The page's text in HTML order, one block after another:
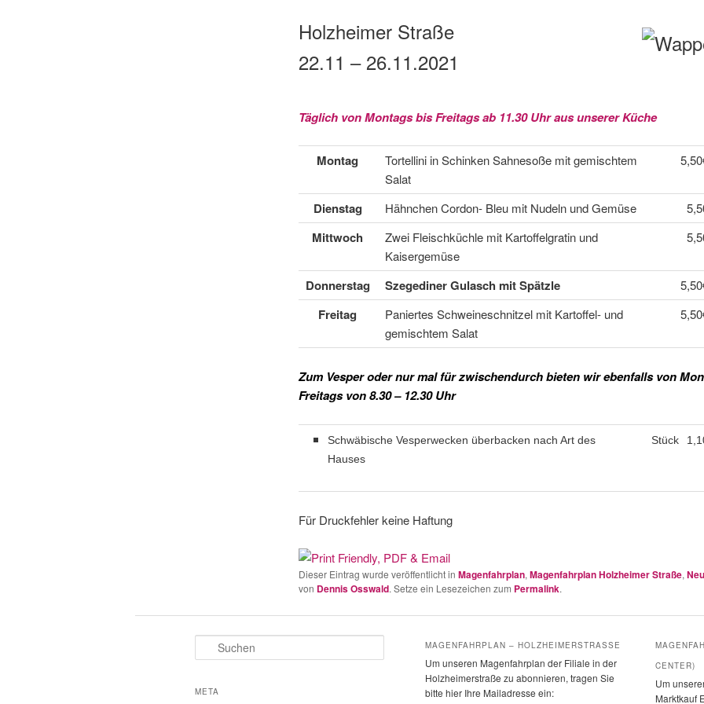
Holzheimer Straße
22.11 – 26.11.2021
Täglich von Montags bis Freitags ab 11.30 Uhr aus unserer Küche
Montag
Tortellini in Schinken Sahnesoße mit gemischtem
Salat
5,50
Dienstag Hähnchen Cordon- Bleu mit Nudeln und Gemüse
Mittwoch
Zwei Fleischküchle mit Kartoffelgratin und
Kaisergemüse
Donnerstag Szegediner Gulasch mit Spätzle
Freitag
Paniertes Schweineschnitzel mit Kartoffel- und
gemischtem Salat
Zum Vesper oder nur mal für zwischendurch bieten wir ebenfalls von
Freitags von 8.30 – 12.30 Uhr
Schwäbische Vesperwecken überbacken nach Art des
Hauses
Stück
Für Druckfehler keine Haftung
Dieser Eintrag wurde veröffentlicht in Magenfahrplan,Magenfahrplan Holzheimer Straße,
von Dennis Osswald. Setze ein Lesezeichen zum Permalink.
u
h
META
MAGENFAHRPLAN – HOLZHEIMERSTRASSE
Um unseren Magenfahrplan der Filiale in der
Holzheimerstraße zu abonnieren, tragen Sie
bitte hier Ihre Mailadresse ein:
CENTER)
Um
Marktkauf